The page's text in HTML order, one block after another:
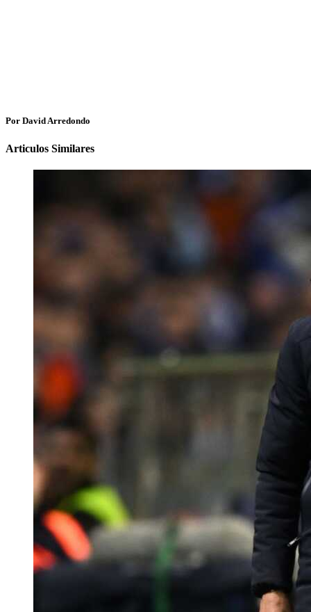
Por David Arredondo
Articulos Similares